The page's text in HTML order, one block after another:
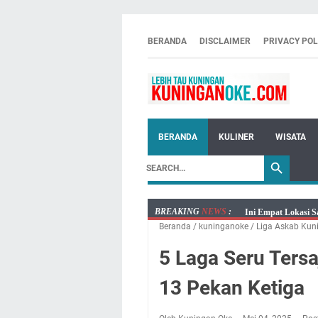
BERANDA DISCLAIMER PRIVACY
BERANDA KULINER WISATA
BREAKING NEWS :
Ini Empat Lokasi
Jumat 7 Agustus
Embun Pagi
Tetap Berjalan
Salat Lima Waktu
Menenangkan, Ini
Beranda / kuninganoke / Liga Askab
5 Laga Seru
13 Pekan Ketiga